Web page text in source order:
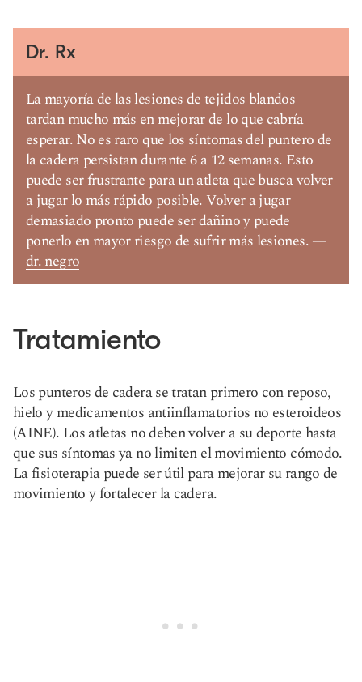
Dr. Rx
La mayoría de las lesiones de tejidos blandos
tardan mucho más en mejorar de lo que cabría
esperar. No es raro que los síntomas del puntero de
la cadera persistan durante 6 a 12 semanas. Esto
puede ser frustrante para un atleta que busca volver
a jugar lo más rápido posible. Volver a jugar
demasiado pronto puede ser dañino y puede
ponerlo en mayor riesgo de sufrir más lesiones. —
dr. negro
Tratamiento
Los punteros de cadera se tratan primero con reposo,
hielo y medicamentos antiinflamatorios no esteroideos
(AINE). Los atletas no deben volver a su deporte hasta
que sus síntomas ya no limiten el movimiento cómodo.
La fisioterapia puede ser útil para mejorar su rango de
movimiento y fortalecer la cadera.